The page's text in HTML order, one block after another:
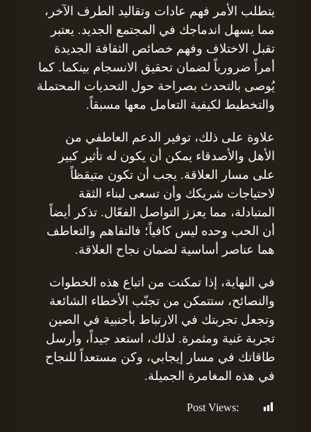
يتطلب الأمر فهم عادات وتقاليد الطرف الآخر،
مما يسهل اندماجك في المجتمع الجديد. يعتبر
تقبل الاختلاف وفهم خصائص الثقافة الجديدة
أمراً ضرورياً لضمان تحقيق الانسجام بينكما. كما
يُوصى بالتحدث بصراحة حول التحديات المحتملة
والتخطيط لكيفية التعامل معها مسبقاً.
علاوة على ذلك، توفير الدعم العاطفي من
الأهل والأصدقاء يمكن أن يكون له تأثير كبير
على مسار العلاقة. يجب أن تكون متيقظاً
لاحتياجات شريكك وأن تسعى لبناء الثقة
المتبادلة، مما يعزز التواصل الفعّال. تذكر أيضاً
أن الحب وحده ليس كافياً؛ فالتفاهم والتعاطف
هما عناصر أساسية لضمان نجاح العلاقة.
في النهاية، إذا تمكنت من اتباع هذه الخطوات
والنصائح، ستتمكن من تجنّب الأخطاء الشائعة
وتجعل تجربتك في الارتباط بأجنبية في الصين
تجربة غنية ومثمرة. لذلك، استعد جيداً، وأرسل
طاقاتك في مسار إيجابي، وكن مستعداً للنجاح
في هذه المغامرة الجميلة.
Post Views: